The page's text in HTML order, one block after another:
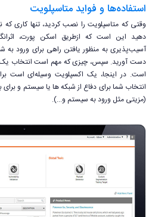
استفاده‌ها و فواید متاسپلویت
وقتی که متاسپلویت را نصب کردید، تنها کاری که
دهید این است که ازطریق اسکن پورت،
آسیب‌پذیری به منظور یافتن راهی برای ورود به
دست آورید. سپس، چیزی که مهم است انتخاب یک
است. در اینجا، یک اکسپلویت وسیله‌ای است
انتخاب شما برای دفاع از شبکه ها یا سیستم و
(مزیتی مثل ورود به سیستم و...).